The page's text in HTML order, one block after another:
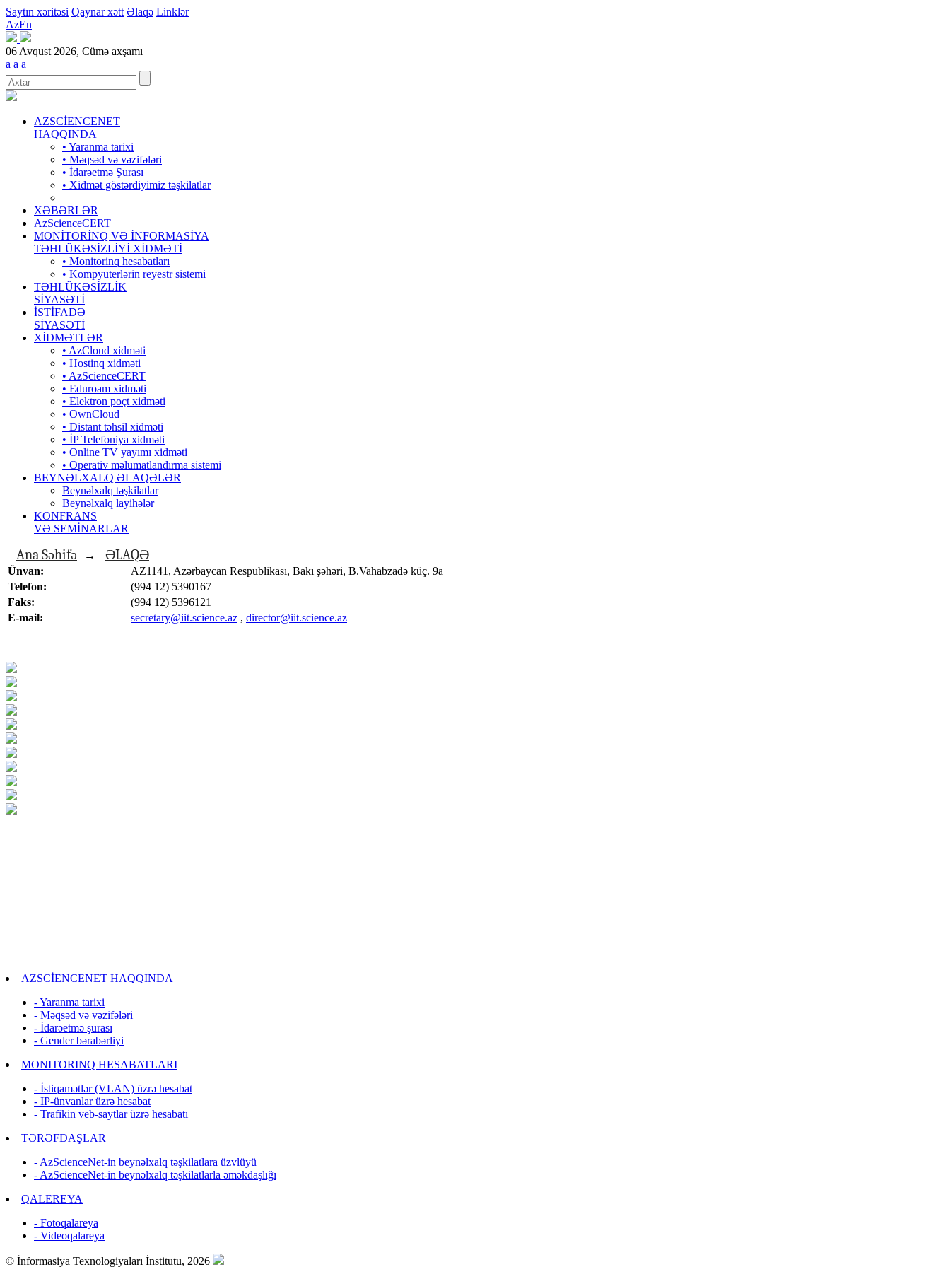
Saytın xəritəsi Qaynar xətt Əlaqə Linklər
AzEn
06 Avqust 2026, Cümə axşamı
a a a
AZSCİENCENET
HAQQINDA
• Yaranma tarixi
• Məqsəd və vəzifələri
• İdarəetmə Şurası
• Xidmət göstərdiyimiz təşkilatlar
XƏBƏRLƏR
AzScienceCERT
MONİTORİNQ VƏ İNFORMASİYA
TƏHLÜKƏSİZLİYİ XİDMƏTİ
• Monitorinq hesabatları
• Kompyuterlərin reyestr sistemi
TƏHLÜKƏSİZLİK
SİYASƏTİ
İSTİFADƏ
SİYASƏTİ
XİDMƏTLƏR
• AzCloud xidməti
• Hostinq xidməti
• AzScienceCERT
• Eduroam xidməti
• Elektron poçt xidməti
• OwnCloud
• Distant təhsil xidməti
• İP Telefoniya xidməti
• Оnline TV yayımı xidməti
• Operativ məlumatlandırma sistemi
BEYNƏLXALQ ƏLAQƏLƏR
Beynəlxalq təşkilatlar
Beynəlxalq layihələr
KONFRANS
VƏ SEMİNARLAR
Ana Səhifə → ƏLAQƏ
Ünvan:
AZ1141, Azərbaycan Respublikası, Bakı şəhəri, B.Vahabzadə küç. 9a
Telefon:
(994 12) 5390167
Faks:
(994 12) 5396121
E-mail:
secretary@iit.science.az , director@iit.science.az
AZSCİENCENET HAQQINDA
- Yaranma tarixi
- Məqsəd və vəzifələri
- İdarəetmə şurası
- Gender bərabərliyi
MONITORINQ HESABATLARI
- İstiqamətlər (VLAN) üzrə hesabat
- IP-ünvanlar üzrə hesabat
- Trafikin veb-saytlar üzrə hesabatı
TƏRƏFDAŞLAR
- AzScienceNet-in beynəlxalq təşkilatlara üzvlüyü
- AzScienceNet-in beynəlxalq təşkilatlarla əməkdaşlığı
QALEREYA
- Fotoqalareya
- Videoqalareya
© İnformasiya Texnologiyaları İnstitutu, 2026